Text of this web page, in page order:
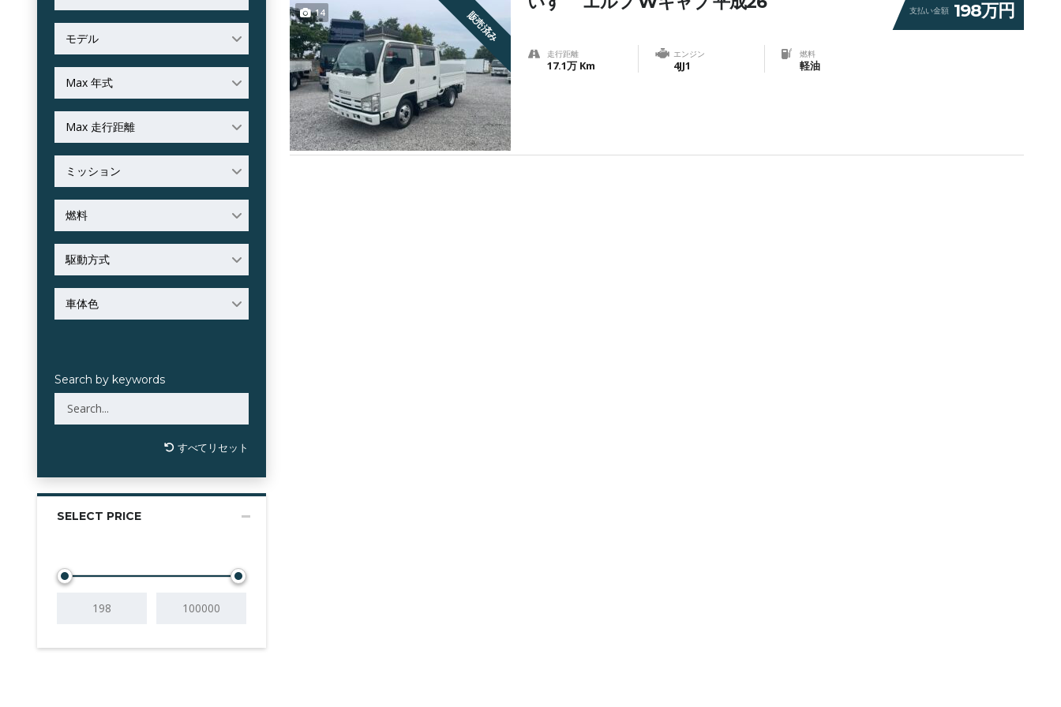
モデル
Max 年式
Max 走行距離
ミッション
燃料
駆動方式
車体色
Search by keywords
すべてリセット
SELECT PRICE
14 販売済み 支払い金額 198万円
走行距離
17.1万 Km
エンジン
4JJ1
燃料
軽油